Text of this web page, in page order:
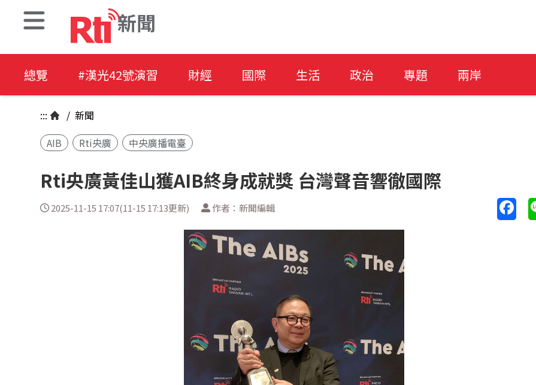
新聞
總覽 #漢光42號演習 財經 國際 生活 政治 專題 兩岸
::: / 新聞
AIB
Rti央廣 中央廣播電臺
Rti央廣黃佳山獲AIB終身成就獎 台灣聲音響徹國際
2025-11-15 17:07(11-15 17:13更新) 作者：新聞編輯